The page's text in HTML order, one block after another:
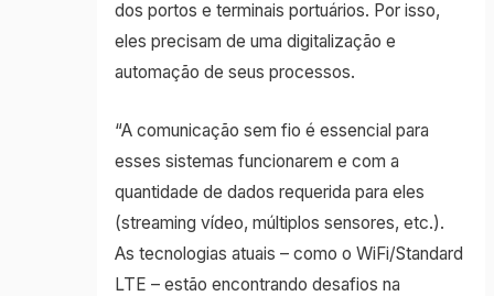
dos portos e terminais portuários. Por isso,
eles precisam de uma digitalização e
automação de seus processos.
“A comunicação sem fio é essencial para
esses sistemas funcionarem e com a
quantidade de dados requerida para eles
(streaming vídeo, múltiplos sensores, etc.).
As tecnologias atuais – como o WiFi/Standard
LTE – estão encontrando desafios na